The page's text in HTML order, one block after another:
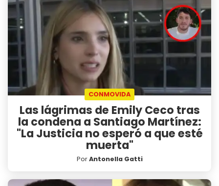
CONMOVIDA
Las lágrimas de Emily Ceco tras
la condena a Santiago Martínez:
"La Justicia no esperó a que esté
muerta"
PorAntonella Gatti